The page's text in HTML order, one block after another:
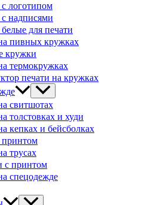
логотипом
надписями
для печати
пивных кружках
кружки
термокружках
печати на кружках
свитшотах
толстовках и худи
кепках и бейсболках
трусах
с принтом
спецодежде